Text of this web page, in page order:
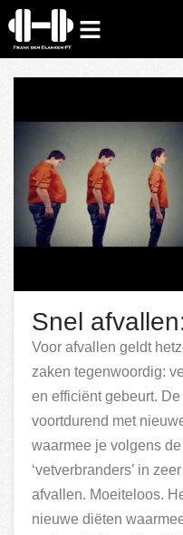
Snel
Voor afvallen geldt
zaken tegenwoordig:
en efficiënt gebeurt.
voortdurend met
waarmee je volgens
‘vetverbranders’ in
afvallen. Moeiteloos.
nieuwe diëten